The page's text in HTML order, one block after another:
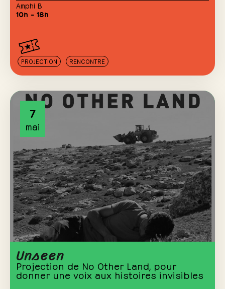
Amphi B
10h – 18h
PROJECTION RENCONTRE
7
mai
Unseen
Projection de No Other Land, pour
donner une voix aux histoires invisibles